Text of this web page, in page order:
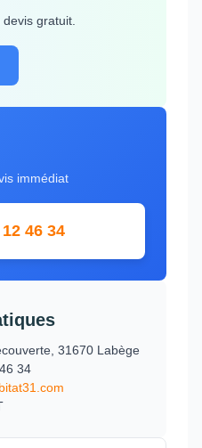
gratuit.
immédiat
46 34
31670 Labège
34